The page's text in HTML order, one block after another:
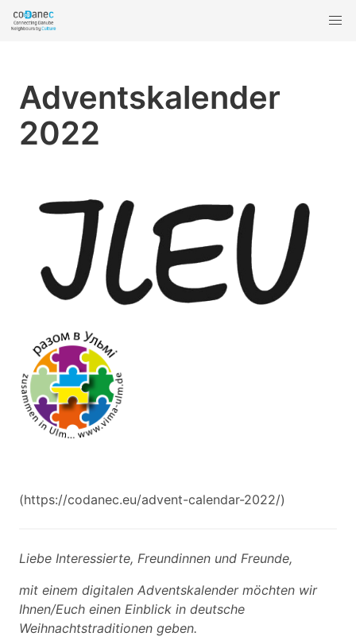
Adventskalender
2022
(https://codanec.eu/advent-calendar-2022/)
Liebe Interessierte, Freundinnen und Freunde,
mit einem digitalen Adventskalender möchten wir
Ihnen/Euch einen Einblick in deutsche
Weihnachtstraditionen geben.